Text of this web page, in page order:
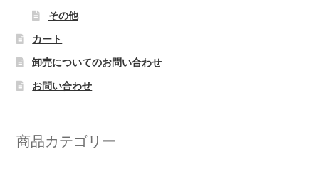
その他
カート
卸売についてのお問い合わせ
お問い合わせ
商品カテゴリー